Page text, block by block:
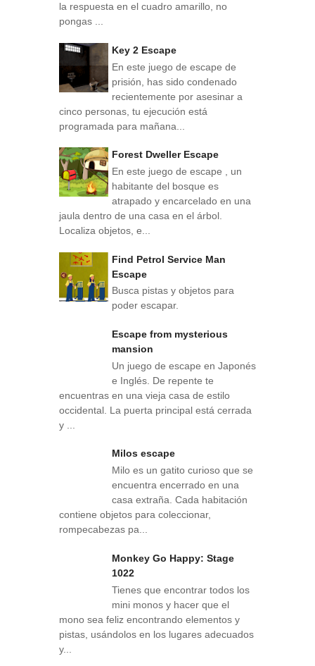
la respuesta en el cuadro amarillo, no
pongas ...
Key 2 Escape
En este juego de escape de
prisión, has sido condenado
recientemente por asesinar a
cinco personas, tu ejecución está
programada para mañana...
Forest Dweller Escape
En este juego de escape , un
habitante del bosque es
atrapado y encarcelado en una
jaula dentro de una casa en el árbol.
Localiza objetos, e...
Find Petrol Service Man
Escape
Busca pistas y objetos para
poder escapar.
Escape from mysterious
mansion
Un juego de escape en Japonés
e Inglés. De repente te
encuentras en una vieja casa de estilo
occidental. La puerta principal está cerrada
y ...
Milos escape
Milo es un gatito curioso que se
encuentra encerrado en una
casa extraña. Cada habitación
contiene objetos para coleccionar,
rompecabezas pa...
Monkey Go Happy: Stage
1022
Tienes que encontrar todos los
mini monos y hacer que el
mono sea feliz encontrando elementos y
pistas, usándolos en los lugares adecuados
y...